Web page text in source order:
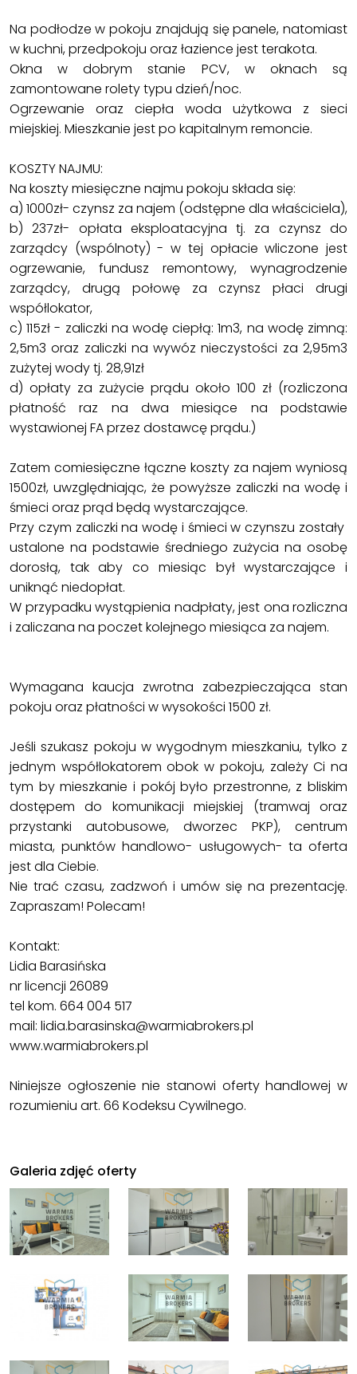
Na podłodze w pokoju znajdują się panele, natomiast
w kuchni, przedpokoju oraz łazience jest terakota.
Okna w dobrym stanie PCV, w oknach są
zamontowane rolety typu dzień/noc.
Ogrzewanie oraz ciepła woda użytkowa z sieci
miejskiej. Mieszkanie jest po kapitalnym remoncie.
KOSZTY NAJMU:
Na koszty miesięczne najmu pokoju składa się:
a) 1000zł- czynsz za najem (odstępne dla właściciela),
b) 237zł- opłata eksploatacyjna tj. za czynsz do
zarządcy (wspólnoty) - w tej opłacie wliczone jest
ogrzewanie, fundusz remontowy, wynagrodzenie
zarządcy, drugą połowę za czynsz płaci drugi
współlokator,
c) 115zł - zaliczki na wodę ciepłą: 1m3, na wodę zimną:
2,5m3 oraz zaliczki na wywóz nieczystości za 2,95m3
zużytej wody tj. 28,91zł
d) opłaty za zużycie prądu około 100 zł (rozliczona
płatność raz na dwa miesiące na podstawie
wystawionej FA przez dostawcę prądu.)
Zatem comiesięczne łączne koszty za najem wyniosą
1500zł, uwzględniając, że powyższe zaliczki na wodę i
śmieci oraz prąd będą wystarczające.
Przy czym zaliczki na wodę i śmieci w czynszu zostały
ustalone na podstawie średniego zużycia na osobę
dorosłą, tak aby co miesiąc był wystarczające i
uniknąć niedopłat.
W przypadku wystąpienia nadpłaty, jest ona rozliczna
i zaliczana na poczet kolejnego miesiąca za najem.
Wymagana kaucja zwrotna zabezpieczająca stan
pokoju oraz płatności w wysokości 1500 zł.
Jeśli szukasz pokoju w wygodnym mieszkaniu, tylko z
jednym współlokatorem obok w pokoju, zależy Ci na
tym by mieszkanie i pokój było przestronne, z bliskim
dostępem do komunikacji miejskiej (tramwaj oraz
przystanki autobusowe, dworzec PKP), centrum
miasta, punktów handlowo- usługowych- ta oferta
jest dla Ciebie.
Nie trać czasu, zadzwoń i umów się na prezentację.
Zapraszam! Polecam!
Kontakt:
Lidia Barasińska
nr licencji 26089
tel kom. 664 004 517
mail: lidia.barasinska@warmiabrokers.pl
www.warmiabrokers.pl
Niniejsze ogłoszenie nie stanowi oferty handlowej w
rozumieniu art. 66 Kodeksu Cywilnego.
Galeria zdjęć oferty